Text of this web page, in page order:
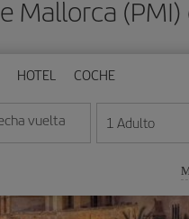
Mallorca
HOTEL COCHE
día/mes/año
vuelta
la fecha en formato día/mes/
1 Adulto